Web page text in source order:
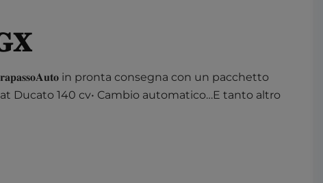
in pronta consegna con un pacchetto
Ducato 140 cv•⁠ ⁠Cambio automatico…E tanto altro